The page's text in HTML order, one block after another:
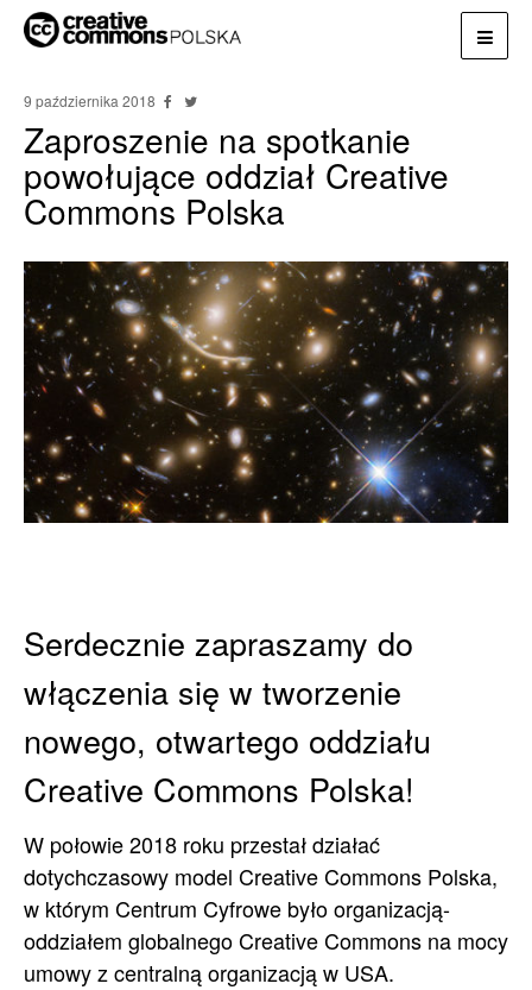
9 października 2018
Zaproszenie na spotkanie
powołujące oddział Creative
Commons Polska
Serdecznie zapraszamy do
włączenia się w tworzenie
nowego, otwartego oddziału
Creative Commons Polska!
W połowie 2018 roku przestał działać
dotychczasowy model Creative Commons Polska,
w którym Centrum Cyfrowe było organizacją-
oddziałem globalnego Creative Commons na mocy
umowy z centralną organizacją w USA.